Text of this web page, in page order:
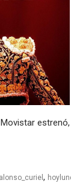
estrenó,
,